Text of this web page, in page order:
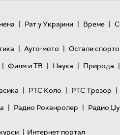
| Рат у Украјини | Време |
| Ауто-мото | Остали
| Филм и ТВ | Наука | Природа |
| РТС Коло | РТС Трезор |
| Радио Рокенролер | Радио
| Интернет портал